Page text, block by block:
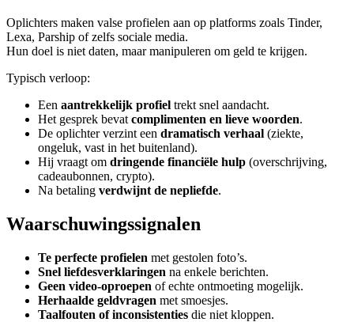
Oplichters maken valse profielen aan op platforms zoals Tinder,
Lexa, Parship of zelfs sociale media.
Hun doel is niet daten, maar manipuleren om geld te krijgen.
Typisch verloop:
Een aantrekkelijk profiel trekt snel aandacht.
Het gesprek bevat complimenten en lieve woorden.
De oplichter verzint een dramatisch verhaal (ziekte,
ongeluk, vast in het buitenland).
Hij vraagt om dringende financiële hulp (overschrijving,
cadeaubonnen, crypto).
Na betaling verdwijnt de nepliefde.
Waarschuwingssignalen
Te perfecte profielen met gestolen foto’s.
Snel liefdesverklaringen na enkele berichten.
Geen video-oproepen of echte ontmoeting mogelijk.
Herhaalde geldvragen met smoesjes.
Taalfouten of inconsistenties die niet kloppen.